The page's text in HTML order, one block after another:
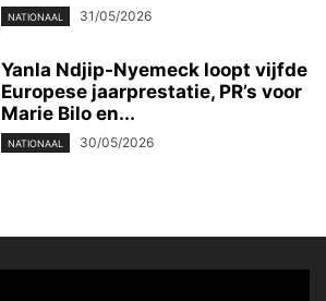
NATIONAAL 31/05/2026
Yanla Ndjip-Nyemeck loopt vijfde
Europese jaarprestatie, PR’s voor
Marie Bilo en...
NATIONAAL 30/05/2026